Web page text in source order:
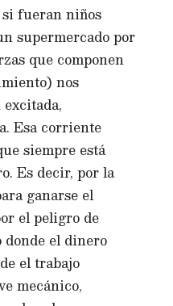
fueran niños
supermercado por
que componen
nos
Esa corriente
siempre está
Es decir, por la
ganarse el
el peligro de
el dinero
el trabajo
mecánico,